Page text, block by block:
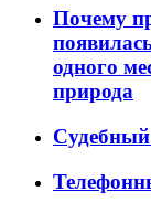
Почему
одного
природа
Судебный